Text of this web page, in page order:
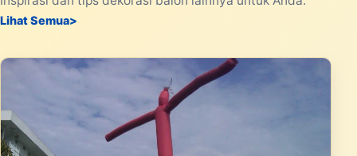
Lihat Semua